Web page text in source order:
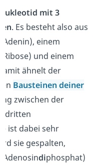
Nukleotid mit 3
. Es besteht also aus
Adenin), einem
und einem
ähnelt der
Bausteinen deiner
zwischen der
dritten
ist dabei sehr
sie gespalten,
diphosphat)